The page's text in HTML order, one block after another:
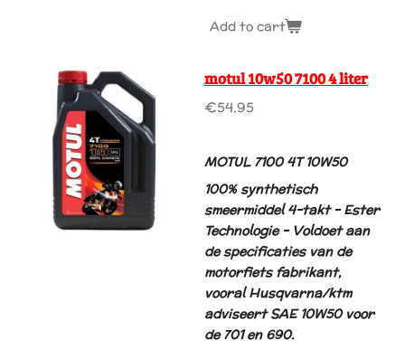
Add to cart
motul 10w50 7100 4 liter
€54.95
MOTUL 7100 4T 10W50
100% synthetisch
smeermiddel 4-takt - Ester
Technologie - Voldoet aan
de specificaties van de
motorfiets fabrikant,
vooral Husqvarna/ktm
adviseert SAE 10W50 voor
de 701 en 690.